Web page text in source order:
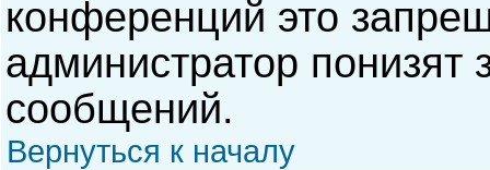
конференций это
администратор понизят
сообщений.
Вернуться к началу